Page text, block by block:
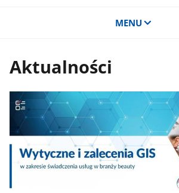
MENU
Aktualności